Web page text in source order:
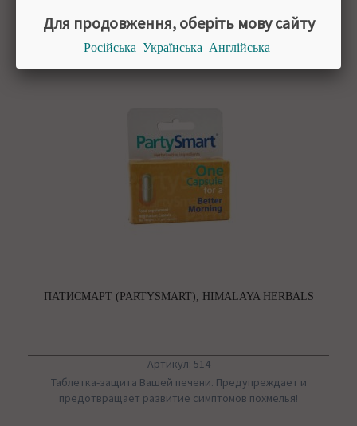
ПАТИСМАРТ (PARTYSMART), HIMALAYA HERBALS
Артикул: 514
Таблетка-защита Вашей печени. Предупреждает и
предотвращает развитие симптомов похмелья!
Для продовження, оберіть мову сайту
Російська Українська Англійська